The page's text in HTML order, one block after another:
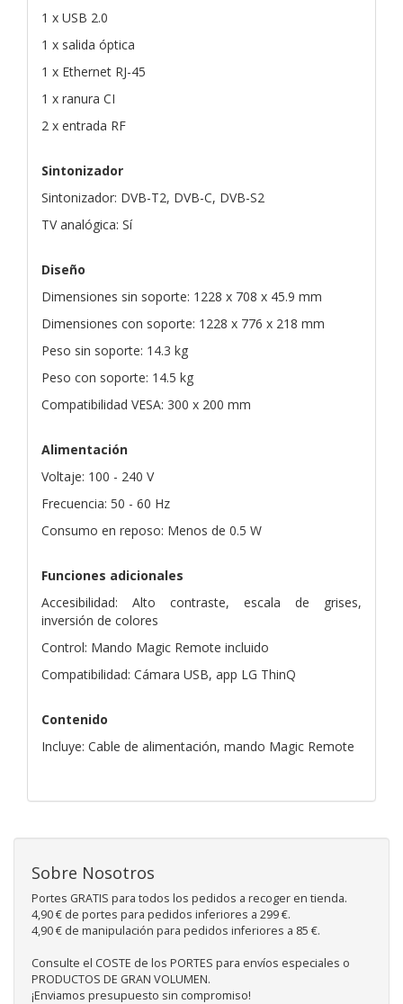
1 x USB 2.0
1 x salida óptica
1 x Ethernet RJ-45
1 x ranura CI
2 x entrada RF
Sintonizador
Sintonizador: DVB-T2, DVB-C, DVB-S2
TV analógica: Sí
Diseño
Dimensiones sin soporte: 1228 x 708 x 45.9 mm
Dimensiones con soporte: 1228 x 776 x 218 mm
Peso sin soporte: 14.3 kg
Peso con soporte: 14.5 kg
Compatibilidad VESA: 300 x 200 mm
Alimentación
Voltaje: 100 - 240 V
Frecuencia: 50 - 60 Hz
Consumo en reposo: Menos de 0.5 W
Funciones adicionales
Accesibilidad: Alto contraste, escala de grises,
inversión de colores
Control: Mando Magic Remote incluido
Compatibilidad: Cámara USB, app LG ThinQ
Contenido
Incluye: Cable de alimentación, mando Magic Remote
Sobre Nosotros
Portes GRATIS para todos los pedidos a recoger en tienda.
4,90 € de portes para pedidos inferiores a 299 €.
4,90 € de manipulación para pedidos inferiores a 85 €.
Consulte el COSTE de los PORTES para envíos especiales o
PRODUCTOS DE GRAN VOLUMEN.
¡Enviamos presupuesto sin compromiso!